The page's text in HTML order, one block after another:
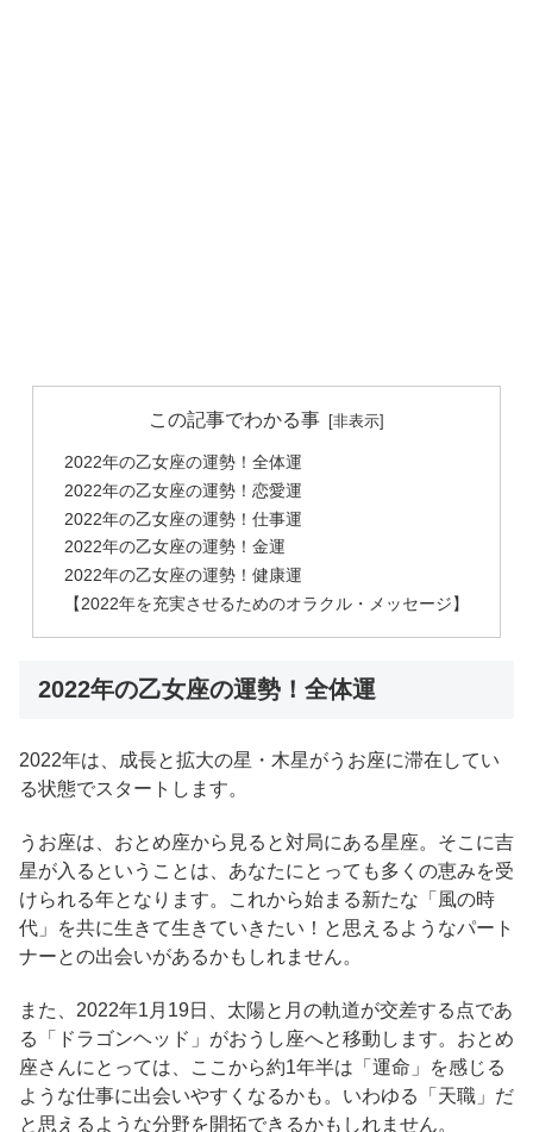
この記事でわかる事
2022年の乙女座の運勢！全体運
2022年の乙女座の運勢！恋愛運
2022年の乙女座の運勢！仕事運
2022年の乙女座の運勢！金運
2022年の乙女座の運勢！健康運
【2022年を充実させるためのオラクル・メッセージ】
2022年の乙女座の運勢！全体運
2022年は、成長と拡大の星・木星がうお座に滞在してい
る状態でスタートします。
うお座は、おとめ座から見ると対局にある星座。そこに吉
星が入るということは、あなたにとっても多くの恵みを受
けられる年となります。これから始まる新たな「風の時
代」を共に生きて生きていきたい！と思えるようなパート
ナーとの出会いがあるかもしれません。
また、2022年1月19日、太陽と月の軌道が交差する点であ
る「ドラゴンヘッド」がおうし座へと移動します。おとめ
座さんにとっては、ここから約1年半は「運命」を感じる
ような仕事に出会いやすくなるかも。いわゆる「天職」だ
と思えるような分野を開拓できるかもしれません。